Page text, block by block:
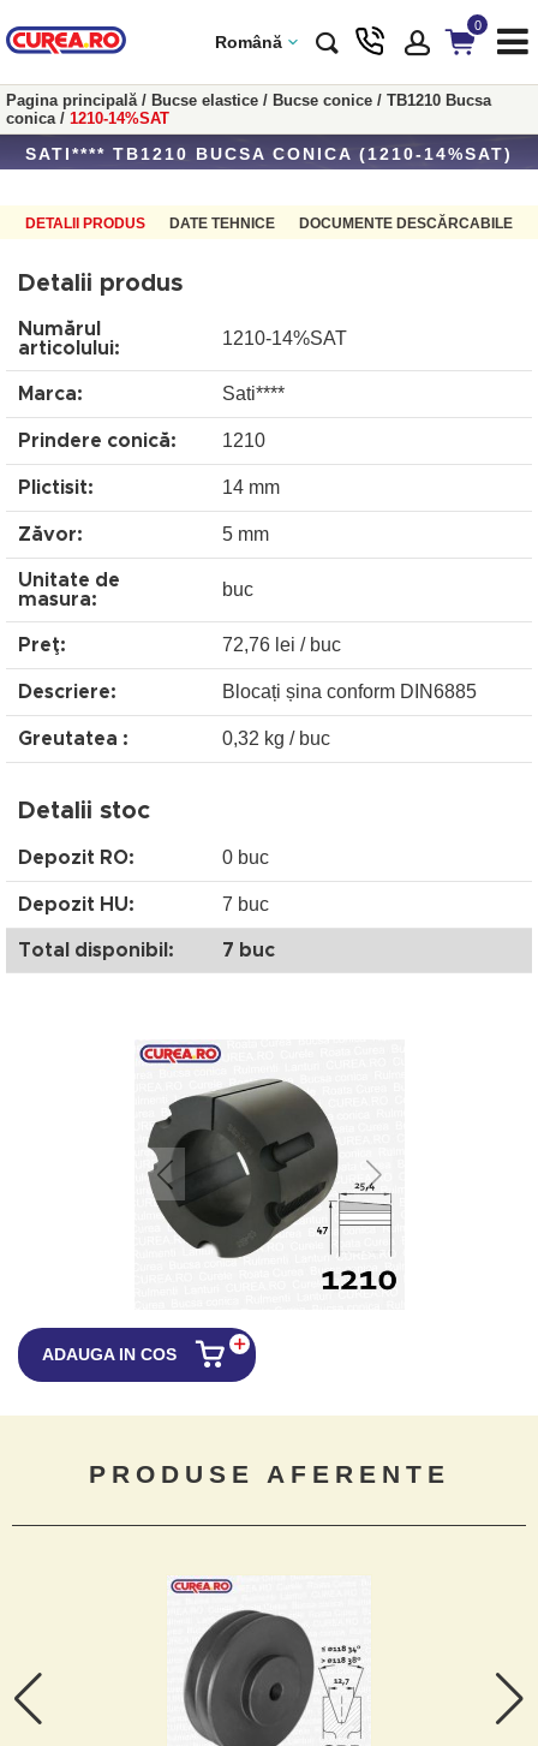
Română
0
Pagina principală/ Bucse elastice / Bucse conice / TB1210 Bucsa
conica/ 1210-14%SAT
SATI**** TB1210 BUCSA CONICA (1210-14%SAT)
DETALII PRODUS DATE TEHNICE DOCUMENTE DESCĂRCABILE
Detalii produs
Numărul
articolului:
1210-14%SAT
Marca: Sati****
Prindere conică: 1210
Plictisit: 14 mm
Zăvor: 5 mm
Unitate de
masura:
buc
Preţ: 72,76 lei / buc
Descriere: Blocați șina conform DIN6885
Greutatea : 0,32 kg / buc
Detalii stoc
Depozit RO: 0 buc
Depozit HU: 7 buc
Total disponibil: 7 buc
ADAUGA IN COS
PRODUSE AFERENTE